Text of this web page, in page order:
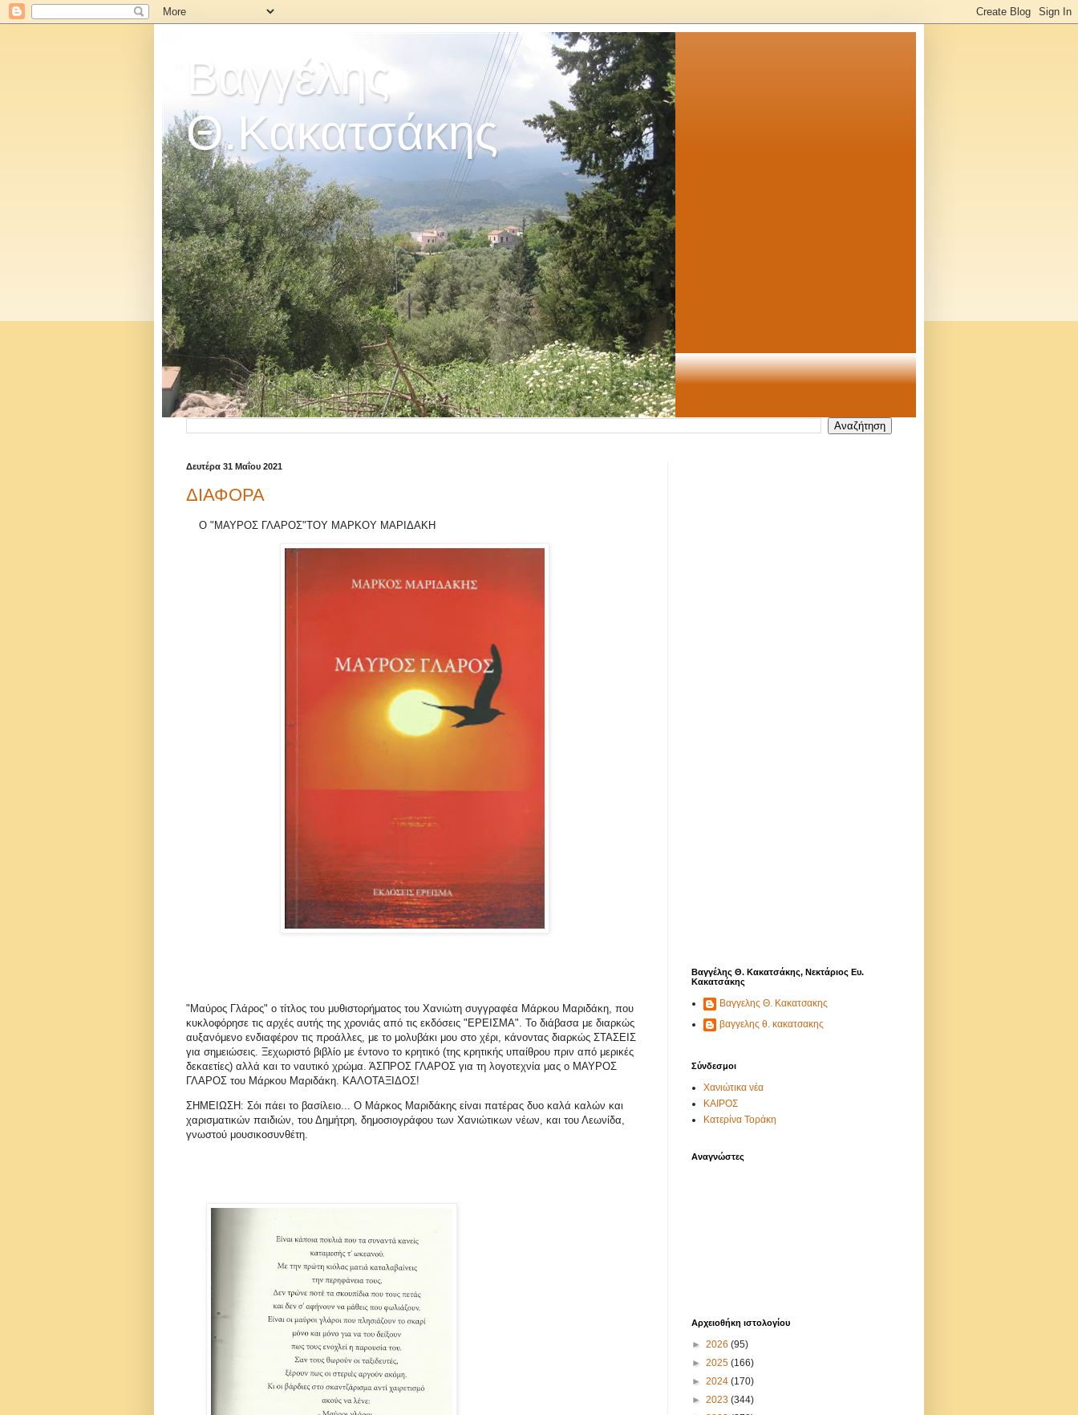
Βαγγέλης
Θ.Κακατσάκης
Δευτέρα 31 Μαΐου 2021
ΔΙΑΦΟΡΑ
Ο "ΜΑΥΡΟΣ ΓΛΑΡΟΣ"ΤΟΥ ΜΑΡΚΟΥ ΜΑΡΙΔΑΚΗ
"Μαύρος Γλάρος" ο τίτλος του μυθιστορήματος του Χανιώτη συγγραφέα Μάρκου Μαριδάκη, που
κυκλοφόρησε τις αρχές αυτής της χρονιάς από τις εκδόσεις "ΕΡΕΙΣΜΑ". Το διάβασα με διαρκώς
αυξανόμενο ενδιαφέρον τις προάλλες, με το μολυβάκι μου στο χέρι, κάνοντας διαρκώς ΣΤΑΣΕΙΣ
για σημειώσεις. Ξεχωριστό βιβλίο με έντονο το κρητικό (της κρητικής υπαίθρου πριν από μερικές
δεκαετίες) αλλά και το ναυτικό χρώμα. ΆΣΠΡΟΣ ΓΛΑΡΟΣ για τη λογοτεχνία μας ο ΜΑΥΡΟΣ
ΓΛΑΡΟΣ του Μάρκου Μαριδάκη. ΚΑΛΟΤΑΞΙΔΟΣ!
ΣΗΜΕΙΩΣΗ: Σόι πάει το βασίλειο... O Μάρκος Μαριδάκης είναι πατέρας δυο καλά καλών και
χαρισματικών παιδιών, του Δημήτρη, δημοσιογράφου των Χανιώτικων νέων, και του Λεωνίδα,
γνωστού μουσικοσυνθέτη.
Βαγγέλης Θ. Κακατσάκης, Νεκτάριος Ευ.
Κακατσάκης
Βαγγελης Θ. Κακατσακης
βαγγελης θ. κακατσακης
Σύνδεσμοι
Χανιώτικα νέα
ΚΑΙΡΟΣ
Κατερίνα Τοράκη
Αναγνώστες
Αρχειοθήκη ιστολογίου
► 2026 (95)
► 2025 (166)
► 2024 (170)
► 2023 (344)